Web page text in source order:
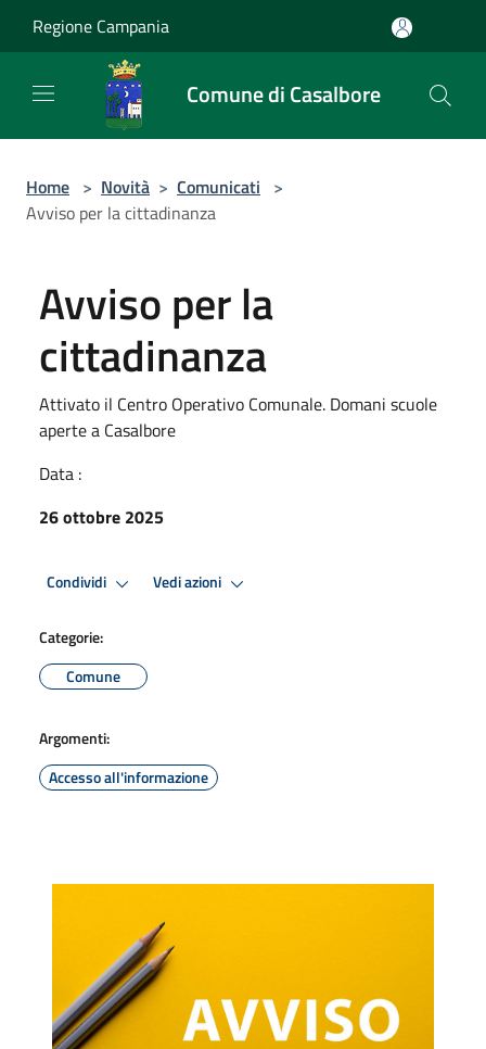
Regione Campania
Comune di Casalbore
Home > Novità > Comunicati >
Avviso per la cittadinanza
Avviso per la
cittadinanza
Attivato il Centro Operativo Comunale. Domani scuole
aperte a Casalbore
Data :
26 ottobre 2025
Condividi Vedi azioni
Categorie:
Comune
Argomenti:
Accesso all'informazione